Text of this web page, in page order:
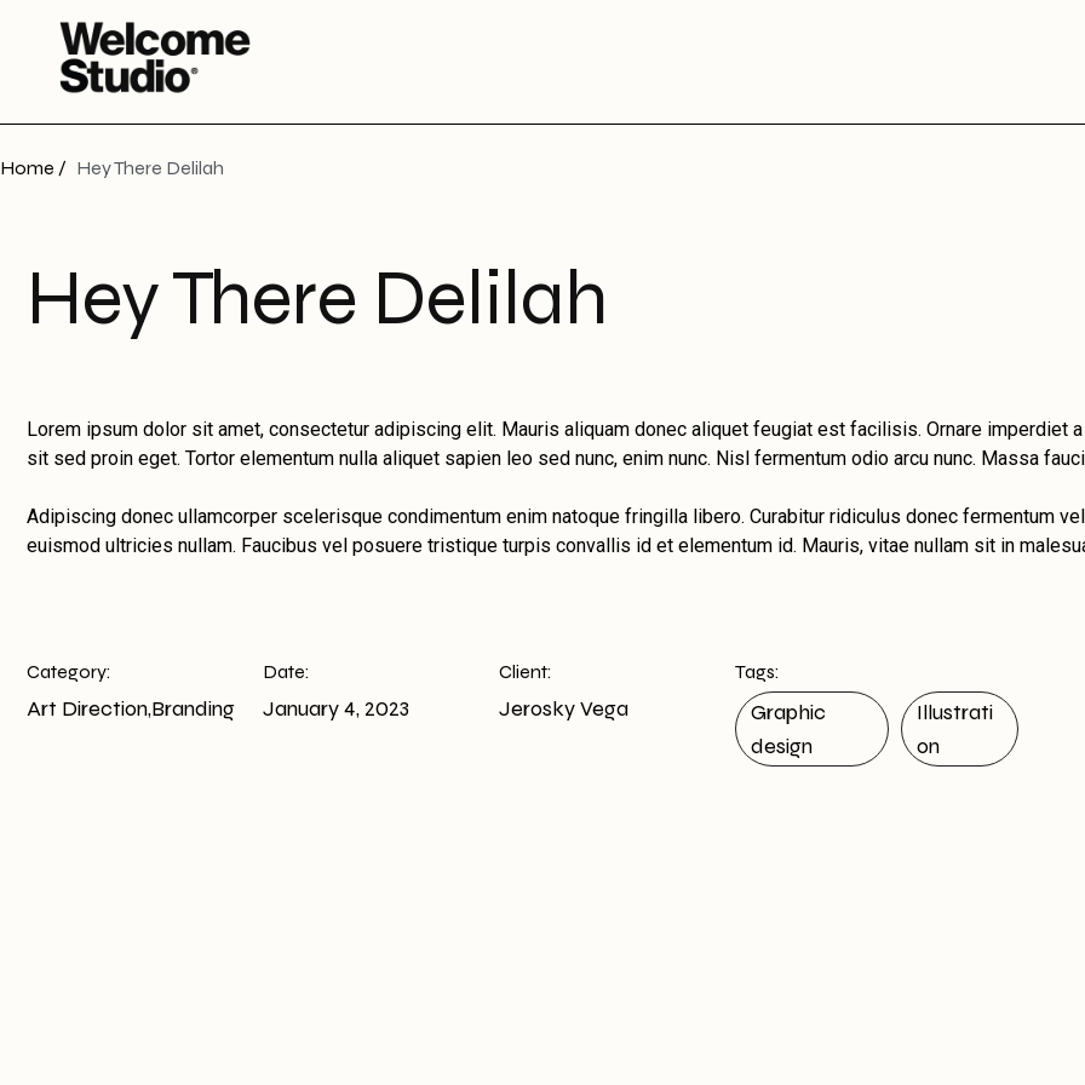
Home / Hey There Delilah
Hey There Delilah
Lorem ipsum dolor sit amet, consectetur adipiscing elit. Mauris aliquam donec aliquet feugiat est facilisis. Ornare imperdiet
sit sed proin eget. Tortor elementum nulla aliquet sapien leo sed nunc, enim nunc. Nisl fermentum odio arcu nunc. Massa
Adipiscing donec ullamcorper scelerisque condimentum enim natoque fringilla libero. Curabitur ridiculus donec fermentum
euismod ultricies nullam. Faucibus vel posuere tristique turpis convallis id et elementum id. Mauris, vitae nullam sit in
Category:
Art Direction,Branding
Date:
January 4, 2023
Client:
Jerosky Vega
Tags:
Graphic
design
Illustrati
on